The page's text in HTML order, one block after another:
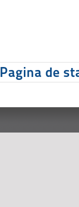
Pagina de